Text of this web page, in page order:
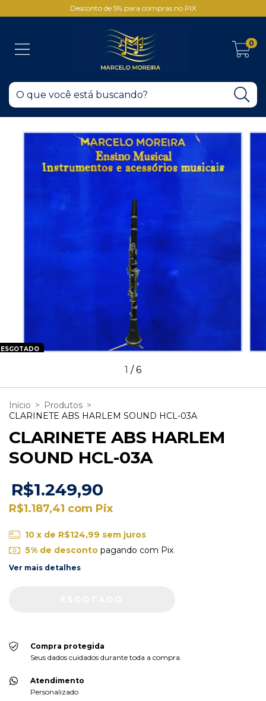
Desconto de 5% para compras no PIX
0
ESGOTADO
1 /6
Início > Produtos >
CLARINETE ABS HARLEM SOUND HCL-03A
CLARINETE ABS HARLEM
SOUND HCL-03A
R$1.249,90
R$1.187,41 com Pix
10 x de R$124,99 sem juros
5% de descontopagando com Pix
Ver mais detalhes
Compra protegida
Seus dados cuidados durante toda a compra.
Atendimento
Personalizado